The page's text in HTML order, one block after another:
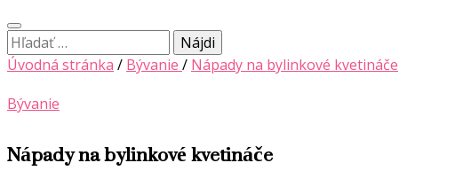
Hľadať:
Úvodná stránka / Bývanie / Nápady na bylinkové kvetináče
Bývanie
Nápady na bylinkové kvetináče